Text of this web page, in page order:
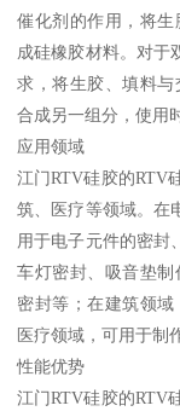
催化剂的作用，将
成硅橡胶材料。对于
求，将生胶、填料
合成另一组分，使用
应用领域
江门RTV硅胶的RTV
筑、医疗等领域。在
用于电子元件的密封
车灯密封、吸音垫
密封等；在建筑领
医疗领域，可用于制
性能优势
江门RTV硅胶的RTV